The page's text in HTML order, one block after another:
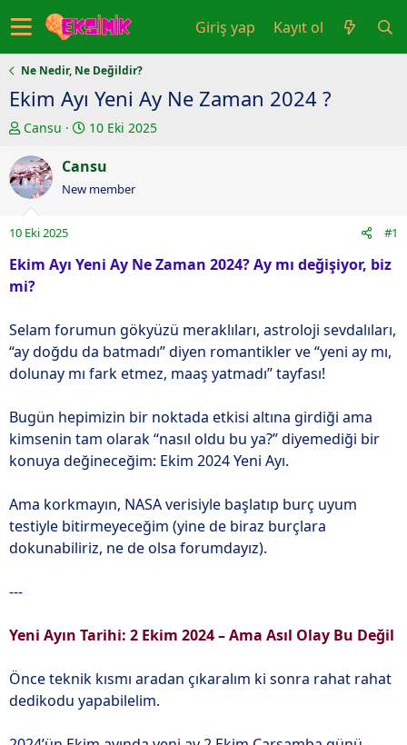
Giriş yap Kayıt ol
Ne Nedir, Ne Değildir?
Ekim Ayı Yeni Ay Ne Zaman 2024 ?
K
n
u
y
u
b
a
ş
t
a
n
Cansu
B
ş
l
ı
r
i
h
10 Eki 2025
Cansu
New member
10 Eki 2025 #1
Ekim Ayı Yeni Ay Ne Zaman 2024? Ay mı değişiyor, biz
mi?
Selam forumun gökyüzü meraklıları, astroloji sevdalıları,
“ay doğdu da batmadı” diyen romantikler ve “yeni ay mı,
dolunay mı fark etmez, maaş yatmadı” tayfası!
Bugün hepimizin bir noktada etkisi altına girdiği ama
kimsenin tam olarak “nasıl oldu bu ya?” diyemediği bir
konuya değineceğim: Ekim 2024 Yeni Ayı.
Ama korkmayın, NASA verisiyle başlatıp burç uyum
testiyle bitirmeyeceğim (yine de biraz burçlara
dokunabiliriz, ne de olsa forumdayız).
---
Yeni Ayın Tarihi: 2 Ekim 2024 – Ama Asıl Olay Bu Değil
Önce teknik kısmı aradan çıkaralım ki sonra rahat rahat
dedikodu yapabilelim.